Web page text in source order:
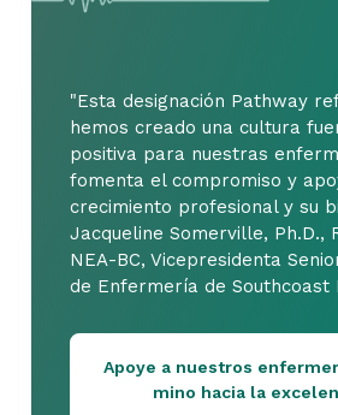
"Esta designación Pathway
hemos creado una cultura
positiva para nuestras
fomenta el compromiso y
crecimiento profesional y su
Jacqueline Somerville, Ph.D.,
NEA-BC, Vicepresidenta
de Enfermería de Southcoast
Apoye a nuestros
mino hacia la